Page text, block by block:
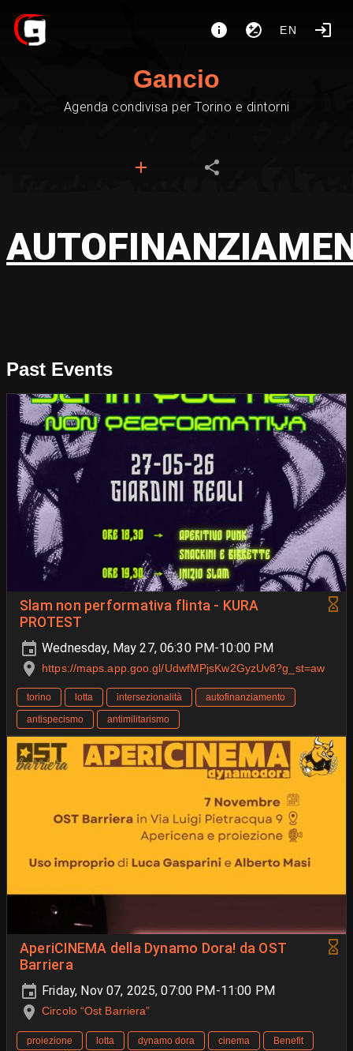
EN
Gancio
Agenda condivisa per Torino e dintorni
Past Events
Slam non performativa flinta - KURA
PROTEST
Wednesday, May 27, 06:30 PM-10:00 PM
https://maps.app.goo.gl/UdwfMPjsKw2GyzUv8?g_st=aw
torino lotta intersezionalità
autofinanziamento
antispecismo
antimilitarismo
AperiCINEMA della Dynamo Dora! da OST
Barriera
Friday, Nov 07, 2025, 07:00 PM-11:00 PM
Circolo “Ost Barriera”
proiezione lotta dynamo dora cinema
Benefit